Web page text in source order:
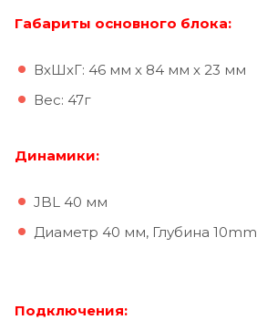
Габариты основного блока:
ВхШхГ: 46 мм х 84 мм х 23 мм
Вес: 47г
Динамики:
JBL 40 мм
Диаметр 40 мм, Глубина 10mm
Подключения: